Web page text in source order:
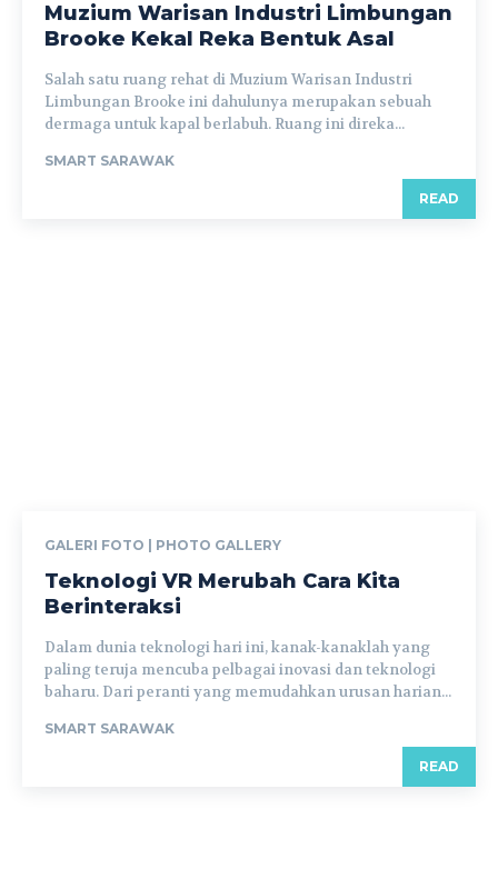
Muzium Warisan Industri Limbungan
Brooke Kekal Reka Bentuk Asal
Salah satu ruang rehat di Muzium Warisan Industri
Limbungan Brooke ini dahulunya merupakan sebuah
dermaga untuk kapal berlabuh. Ruang ini direka...
SMART SARAWAK
READ
GALERI FOTO | PHOTO GALLERY
Teknologi VR Merubah Cara Kita
Berinteraksi
Dalam dunia teknologi hari ini, kanak-kanaklah yang
paling teruja mencuba pelbagai inovasi dan teknologi
baharu. Dari peranti yang memudahkan urusan harian...
SMART SARAWAK
READ